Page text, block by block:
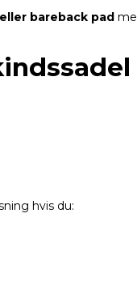
bareback pad
hvis du: